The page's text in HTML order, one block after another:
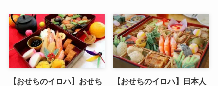
【おせちのイロハ】おせち
【おせちのイロハ】日本人